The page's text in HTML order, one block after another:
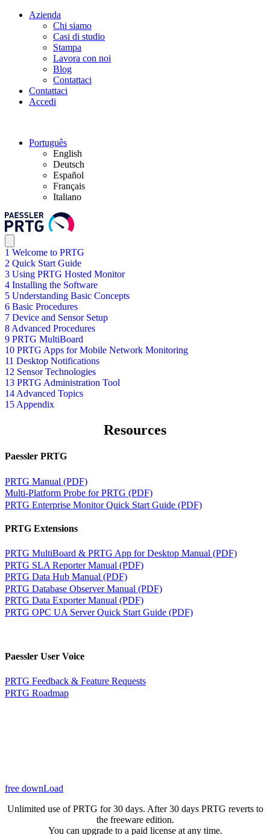
Azienda
Chi siamo
Casi di studio
Stampa
Lavora con noi
Blog
Contattaci
Contattaci
Accedi
Português
English
Deutsch
Español
Français
Italiano
1 Welcome to PRTG
2 Quick Start Guide
3 Using PRTG Hosted Monitor
4 Installing the Software
5 Understanding Basic Concepts
6 Basic Procedures
7 Device and Sensor Setup
8 Advanced Procedures
9 PRTG MultiBoard
10 PRTG Apps for Mobile Network Monitoring
11 Desktop Notifications
12 Sensor Technologies
13 PRTG Administration Tool
14 Advanced Topics
15 Appendix
Resources
Paessler PRTG
PRTG Manual (PDF)
Multi-Platform Probe for PRTG (PDF)
PRTG Enterprise Monitor Quick Start Guide (PDF)
PRTG Extensions
PRTG MultiBoard & PRTG App for Desktop Manual (PDF)
PRTG SLA Reporter Manual (PDF)
PRTG Data Hub Manual (PDF)
PRTG Database Observer Manual (PDF)
PRTG Data Exporter Manual (PDF)
PRTG OPC UA Server Quick Start Guide (PDF)
Paessler User Voice
PRTG Feedback & Feature Requests
PRTG Roadmap
free downLoad
Unlimited use of PRTG for 30 days. After 30 days PRTG reverts to
the freeware edition.
You can upgrade to a paid license at any time.